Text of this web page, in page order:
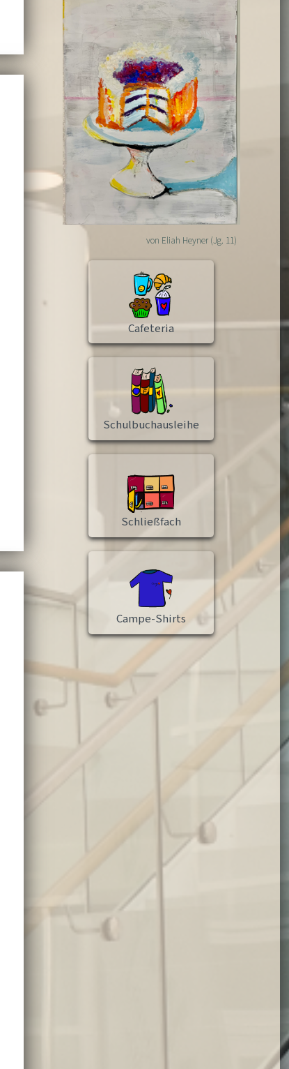
von Eliah Heyner (Jg. 11)
Cafeteria
Schulbuchausleihe
Schließfach
Campe-Shirts